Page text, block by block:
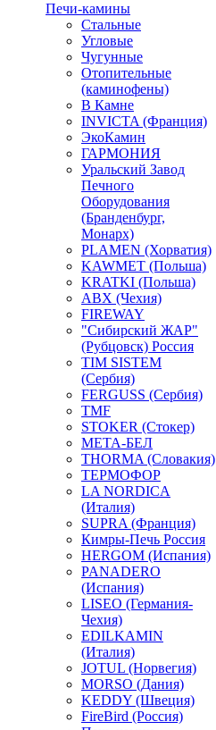
Печи-камины
Стальные
Угловые
Чугунные
Отопительные
(каминофены)
В Камне
INVICTA (Франция)
ЭкоКамин
ГАРМОНИЯ
Уральский Завод
Печного
Оборудования
(Бранденбург,
Монарх)
PLAMEN (Хорватия)
KAWMET (Польша)
KRATKI (Польша)
ABX (Чехия)
FIREWAY
"Сибирский ЖАР"
(Рубцовск) Россия
TIM SISTEM
(Сербия)
FERGUSS (Сербия)
TMF
STOKER (Стокер)
МЕТА-БЕЛ
THORMA (Словакия)
ТЕРМОФОР
LA NORDICA
(Италия)
SUPRA (Франция)
Кимры-Печь Россия
HERGOM (Испания)
PANADERO
(Испания)
LISEO (Германия-
Чехия)
EDILKAMIN
(Италия)
JOTUL (Норвегия)
MORSO (Дания)
KEDDY (Швеция)
FireBird (Россия)